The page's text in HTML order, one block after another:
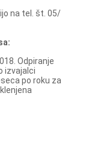
na tel. št. 05/
Odpiranje
izvajalci
po roku za